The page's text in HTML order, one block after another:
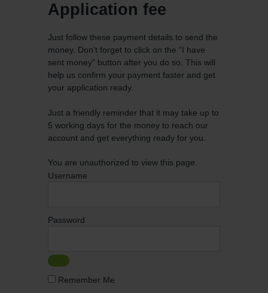
Application fee
Just follow these payment details to send the
money. Don’t forget to click on the “I have
sent money” button after you do so. This will
help us confirm your payment faster and get
your application ready.
Just a friendly reminder that it may take up to
5 working days for the money to reach our
account and get everything ready for you.
You are unauthorized to view this page.
Username
Password
Remember Me